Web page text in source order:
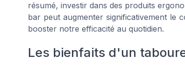
résumé, investir dans des produits
bar peut augmenter significativement le
booster notre efficacité au quotidien.
Les bienfaits d'un